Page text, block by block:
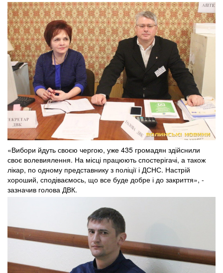
«Вибори йдуть своєю чергою, уже 435 громадян здійснили
своє волевиялення. На місці працюють спостерігачі, а також
лікар, по одному представнику з поліції і ДСНС. Настрій
хороший, сподіваємось, що все буде добре і до закриття», -
зазначив голова ДВК.